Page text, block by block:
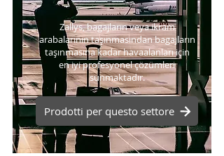
Zallys, bagajların veya ikram
arabalarının taşınmasından bagajların
taşınmasına kadar havaalanları için
en iyi profesyonel çözümleri
sunmaktadır.
Prodotti per questo settore